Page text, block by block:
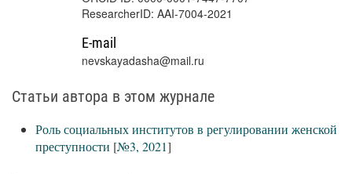
ResearcherID: AAI-7004-2021
E-mail
nevskayadasha@mail.ru
Статьи автора в этом журнале
Роль социальных институтов в регулировании женской
преступности [№3, 2021]